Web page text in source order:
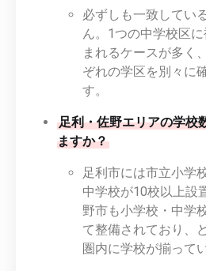
必ずしも一致してい
ん。1つの中学校区
まれるケースが多く
ぞれの学区を別々に
す。
足利・佐野エリアの学校
ますか？
足利市には市立小学
中学校が10校以上設
野市も小学校・中学
て整備されており、
圏内に学校が揃って